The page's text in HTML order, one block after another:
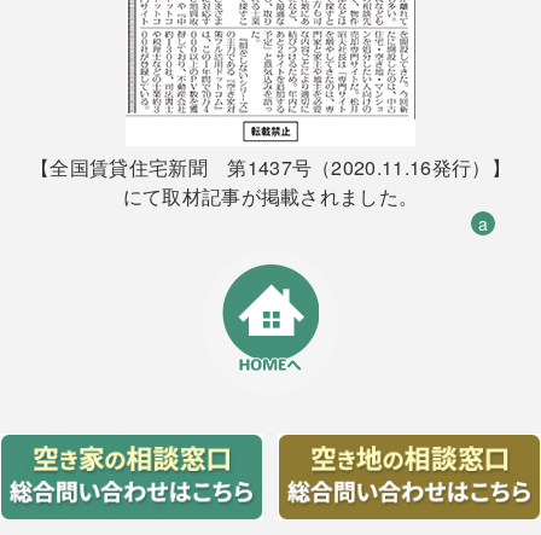
【全国賃貸住宅新聞 第1437号（2020.11.16発行）】
にて取材記事が掲載されました。
a